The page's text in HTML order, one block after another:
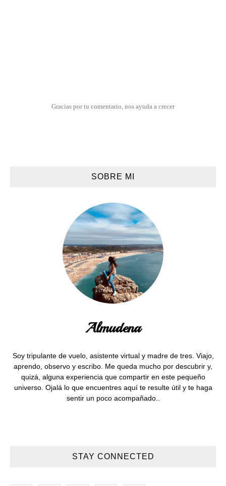
Gracias por tu comentario, nos ayuda a crecer
SOBRE MI
Almudena
Soy tripulante de vuelo, asistente virtual y madre de tres. Viajo,
aprendo, observo y escribo. Me queda mucho por descubrir y,
quizá, alguna experiencia que compartir en este pequeño
universo. Ojalá lo que encuentres aquí te resulte útil y te haga
sentir un poco acompañado..
STAY CONNECTED